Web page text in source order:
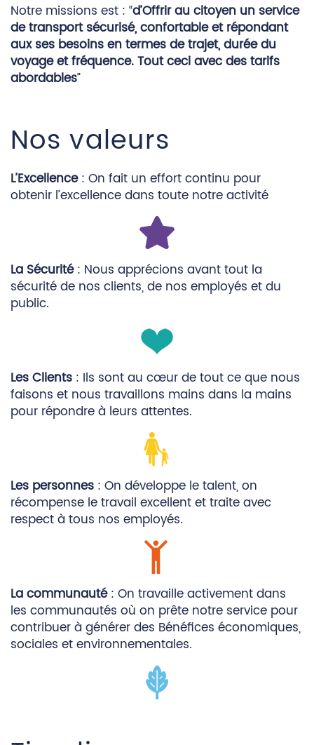
Notre missions est : “d’Offrir au citoyen un service
de transport sécurisé, confortable et répondant
aux ses besoins en termes de trajet, durée du
voyage et fréquence. Tout ceci avec des tarifs
abordables”
Nos valeurs
L’Excellence: On fait un effort continu pour
obtenir l’excellence dans toute notre activité
La Sécurité: Nous apprécions avant tout la
sécurité de nos clients, de nos employés et du
public.
Les Clients : Ils sont au cœur de tout ce que nous
faisons et nous travaillons mains dans la mains
pour répondre à leurs attentes.
Les personnes : On développe le talent, on
récompense le travail excellent et traite avec
respect à tous nos employés.
La communauté: On travaille activement dans
les communautés où on prête notre service pour
contribuer à générer des Bénéfices économiques,
sociales et environnementales.